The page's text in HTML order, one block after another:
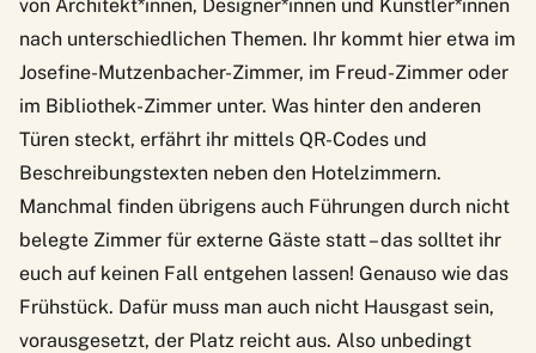
von Architekt*innen, Designer*innen und Künstler*innen
nach unterschiedlichen Themen. Ihr kommt hier etwa im
Josefine-Mutzenbacher-Zimmer, im Freud-Zimmer oder
im Bibliothek-Zimmer unter. Was hinter den anderen
Türen steckt, erfährt ihr mittels QR-Codes und
Beschreibungstexten neben den Hotelzimmern.
Manchmal finden übrigens auch Führungen durch nicht
belegte Zimmer für externe Gäste statt – das solltet ihr
euch auf keinen Fall entgehen lassen! Genauso wie das
Frühstück. Dafür muss man auch nicht Hausgast sein,
vorausgesetzt, der Platz reicht aus. Also unbedingt